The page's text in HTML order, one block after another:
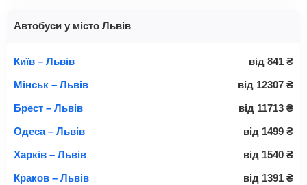
Автобуси у місто Львів
Київ – Львів від 841 ₴
Мінськ – Львів
від 12307 ₴
Брест – Львів
від 11713 ₴
Одеса – Львів
від 1499 ₴
Харків – Львів
від 1540 ₴
Краков – Львів
від 1391 ₴